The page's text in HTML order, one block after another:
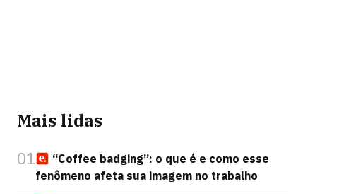
Mais lidas
01
“Coffee badging”: o que é e como esse
fenômeno afeta sua imagem no trabalho